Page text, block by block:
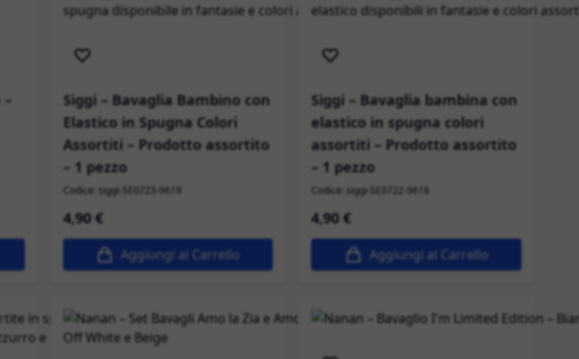
Siggi – Bavaglia Bambino con
Elastico in Spugna Colori
Assortiti – Prodotto assortito
– 1 pezzo
Codice: siggi-SE0723-9619
4,90 €
Aggiungi al Carrello
Siggi – Bavaglia bambina con
elastico in spugna colori
assortiti – Prodotto assortito
– 1 pezzo
Codice: siggi-SE0722-9618
4,90 €
Aggiungi al Carrello